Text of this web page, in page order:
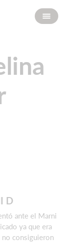
D
ante el Marni
ya que era
no consiguieron